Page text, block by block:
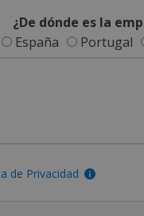
¿De dónde es la
España
Portugal
de Privacidad